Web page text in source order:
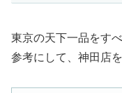
東京の天下一品をす
参考にして、神田店を